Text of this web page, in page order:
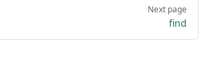
Next page
find